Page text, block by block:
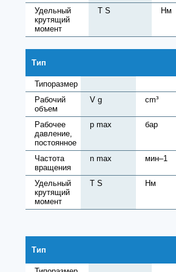
Удельный
крутящий
момент
T S Нм
Тип
Типоразмер
Рабочий
объем
V g cm³
Рабочее
давление,
постоянное
p max бар
Частота
вращения
n max мин–1
Удельный
крутящий
момент
T S Нм
Тип